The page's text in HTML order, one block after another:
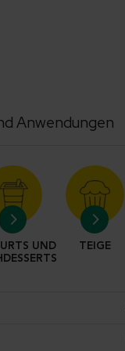
Anwendungen
UND
TEIGE